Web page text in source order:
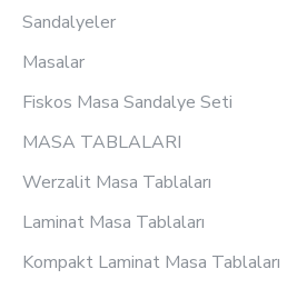
Sandalyeler
Masalar
Fiskos Masa Sandalye Seti
MASA TABLALARI
Werzalit Masa Tablaları
Laminat Masa Tablaları
Kompakt Laminat Masa Tablaları